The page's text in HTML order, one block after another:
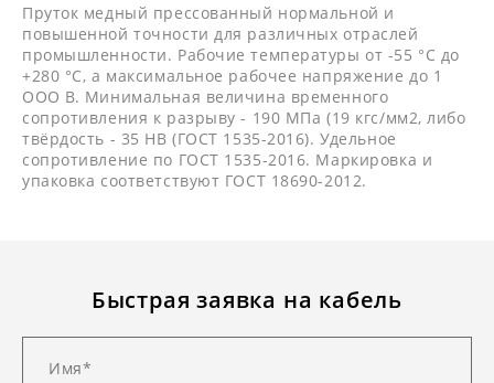
Пруток медный прессованный нормальной и
повышенной точности для различных отраслей
промышленности. Рабочие температуры от -55 °С до
+280 °С, а максимальное рабочее напряжение до 1
ООО В. Минимальная величина временного
сопротивления к разрыву - 190 МПа (19 кгс/мм2, либо
твёрдость - 35 НВ (ГОСТ 1535-2016). Удельное
сопротивление по ГОСТ 1535-2016. Маркировка и
упаковка соответствуют ГОСТ 18690-2012.
Быстрая заявка на кабель